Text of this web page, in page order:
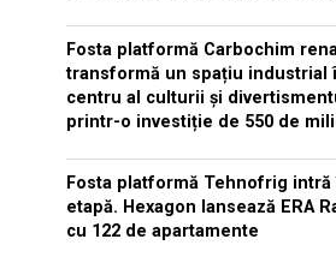
Fosta platformă Carbochim
transformă un spațiu industrial
centru al culturii și
printr-o investiție de 550 de
Fosta platformă Tehnofrig
etapă. Hexagon lansează ERA
cu 122 de apartamente